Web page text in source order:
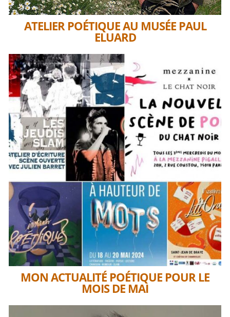
ATELIER POÉTIQUE AU MUSÉE PAUL
ELUARD
MON ACTUALITÉ POÉTIQUE POUR LE
MOIS DE MAI